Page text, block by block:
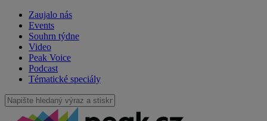
Zaujalo nás
Events
Souhrn týdne
Video
Peak Voice
Podcast
Tématické speciály